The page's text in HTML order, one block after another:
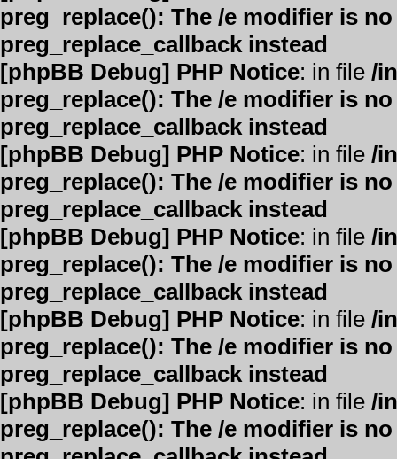
preg_replace(): The /e modifier is
preg_replace_callback instead
[phpBB Debug] PHP Notice: in file /
preg_replace(): The /e modifier is
preg_replace_callback instead
[phpBB Debug] PHP Notice: in file /
preg_replace(): The /e modifier is
preg_replace_callback instead
[phpBB Debug] PHP Notice: in file /
preg_replace(): The /e modifier is
preg_replace_callback instead
[phpBB Debug] PHP Notice: in file /
preg_replace(): The /e modifier is
preg_replace_callback instead
[phpBB Debug] PHP Notice: in file /
preg_replace(): The /e modifier is